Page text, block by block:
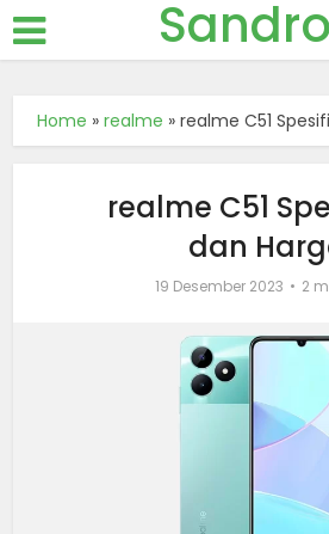
Home »realme »realme C51
realme C51
dan
19 Desember 2023 2